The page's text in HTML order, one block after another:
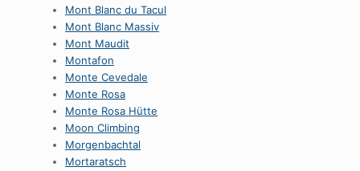
Mont Blanc du Tacul
Mont Blanc Massiv
Mont Maudit
Montafon
Monte Cevedale
Monte Rosa
Monte Rosa Hütte
Moon Climbing
Morgenbachtal
Mortaratsch